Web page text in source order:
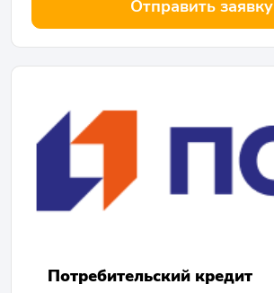
Отправить заявку
Потребительский кредит